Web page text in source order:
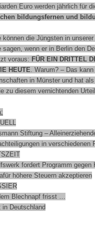
Euro werden jährlich für
bildungsfernen und
können die Jüngsten in
sagen, wenn er in Berlin den
voraus: FÜR EIN DRITTEL
HEUTE. Warum? – Das
in Münster und hat
zu diesem vernichtenden
Stiftung –
in verschiedenen
fordert Programm gegen
höhere Steuern akzeptieren
Blechnapf frisst …
in Deutschland